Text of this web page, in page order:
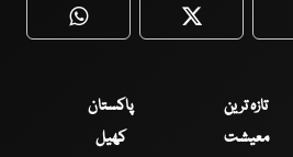
WhatsApp Twitter
تازہ ترین
پاکستان
معیشت
کھیل